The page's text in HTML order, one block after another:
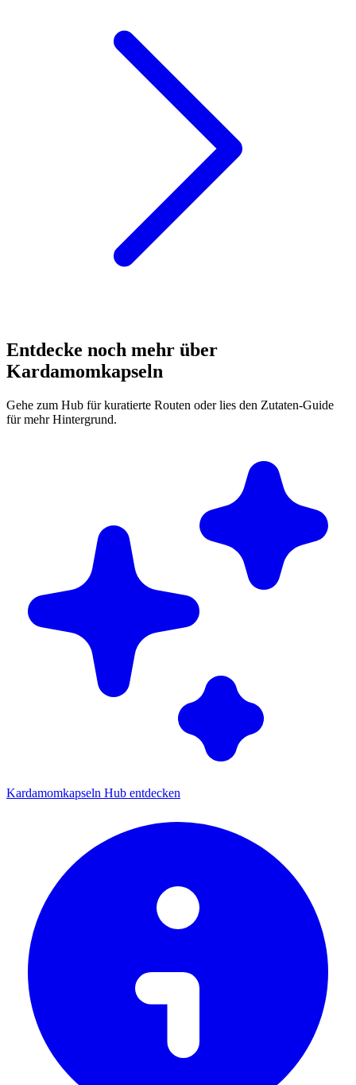
Entdecke noch mehr über
Kardamomkapseln
Gehe zum Hub für kuratierte Routen oder lies den Zutaten-Guide
für mehr Hintergrund.
Kardamomkapseln Hub entdecken